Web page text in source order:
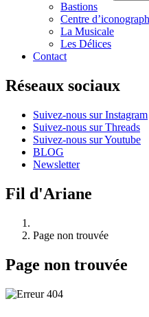
Bastions
Centre
La Musicale
Les Délices
Contact
Réseaux sociaux
Suivez-nous sur Instagram
Suivez-nous sur Threads
Suivez-nous sur Youtube
BLOG
Newsletter
Fil d'Ariane
Page non trouvée
Page non trouvée